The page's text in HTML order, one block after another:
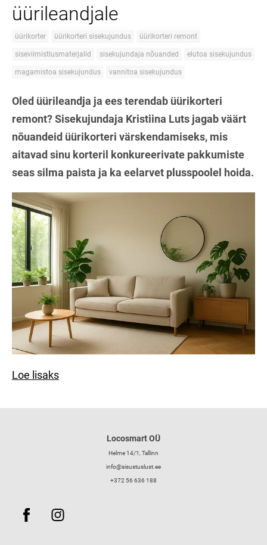
üürileandjale
üürikorter üürikorteri sisekujundus üürikorteri remont
siseviimistlusmaterjalid sisekujundaja nõuanded elutoa sisekujundus
magamistoa sisekujundus vannitoa sisekujundus
Oled üürileandja ja ees terendab üürikorteri
remont? Sisekujundaja Kristiina Luts jagab väärt
nõuandeid üürikorteri värskendamiseks, mis
aitavad sinu korteril konkureerivate pakkumiste
seas silma paista ja ka eelarvet plusspoolel hoida.
Loe lisaks
Locosmart OÜ
Helme 14/1, Tallinn
info@sisustuslust.ee
+372 56 636 188